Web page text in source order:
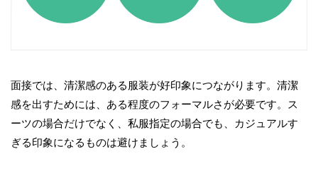
面接では、清潔感のある服装が好印象につながります。清潔
感を出すためには、ある程度のフォーマルさが必要です。ス
ーツの場合だけでなく、私服指定の場合でも、カジュアルす
ぎる印象になるものは避けましょう。